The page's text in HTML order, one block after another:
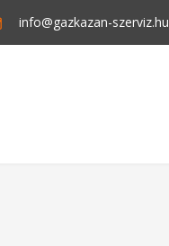
info@gazkazan-szerviz.hu